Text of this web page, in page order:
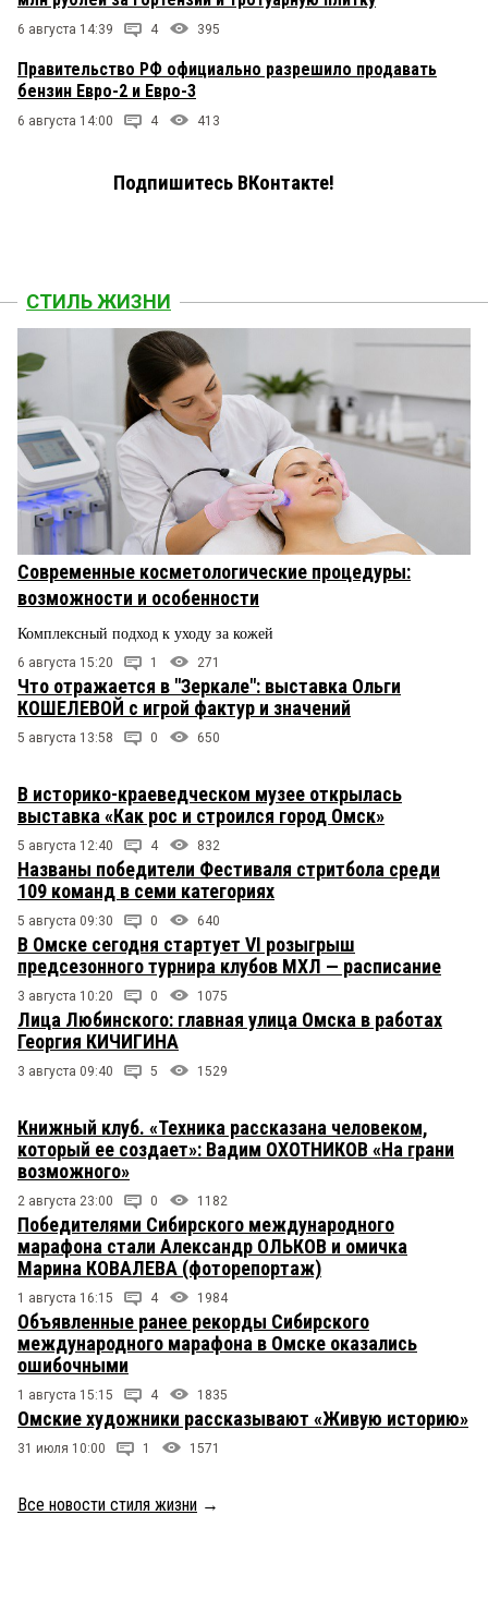
6 августа 14:39 4 395
Правительство РФ официально разрешило продавать
бензин Евро-2 и Евро-3
6 августа 14:00 4 413
Подпишитесь ВКонтакте!
СТИЛЬ ЖИЗНИ
Современные косметологические процедуры:
возможности и особенности
Комплексный подход к уходу за кожей
6 августа 15:20 1 271
Что отражается в "Зеркале": выставка Ольги
КОШЕЛЕВОЙ с игрой фактур и значений
5 августа 13:58 0 650
В историко-краеведческом музее открылась
выставка «Как рос и строился город Омск»
5 августа 12:40 4 832
Названы победители Фестиваля стритбола среди
109 команд в семи категориях
5 августа 09:30 0 640
В Омске сегодня стартует VI розыгрыш
предсезонного турнира клубов МХЛ — расписание
3 августа 10:20 0 1075
Лица Любинского: главная улица Омска в работах
Георгия КИЧИГИНА
3 августа 09:40 5 1529
Книжный клуб. «Техника рассказана человеком,
который ее создает»: Вадим ОХОТНИКОВ «На грани
возможного»
2 августа 23:00 0 1182
Победителями Сибирского международного
марафона стали Александр ОЛЬКОВ и омичка
Марина КОВАЛЕВА (фоторепортаж)
1 августа 16:15 4 1984
Объявленные ранее рекорды Сибирского
международного марафона в Омске оказались
ошибочными
1 августа 15:15 4 1835
Омские художники рассказывают «Живую историю»
31 июля 10:00 1 1571
Все новости стиля жизни →